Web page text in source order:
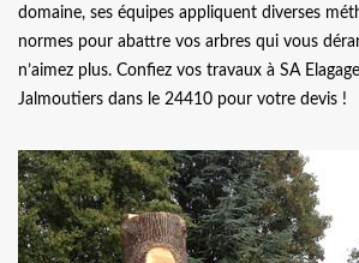
domaine, ses équipes appliquent diverses
normes pour abattre vos arbres qui vous
n’aimez plus. Confiez vos travaux à SA
Jalmoutiers dans le 24410 pour votre devis !